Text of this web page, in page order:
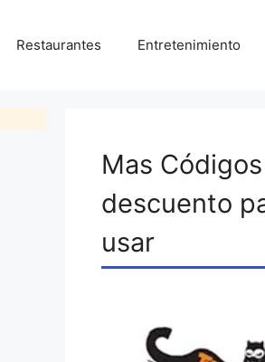
Restaurantes Entretenimiento
Mas Códigos
descuento
usar